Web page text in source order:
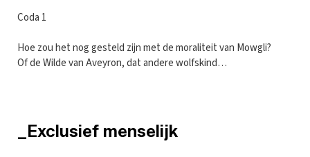
Coda 1
Hoe zou het nog gesteld zijn met de moraliteit van Mowgli?
Of de Wilde van Aveyron, dat andere wolfskind…
_Exclusief menselijk